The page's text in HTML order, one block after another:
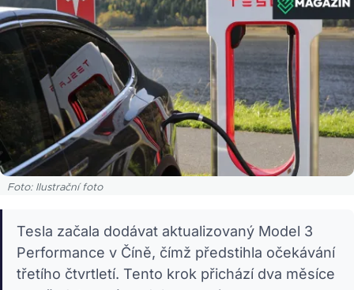
Foto: Ilustrační foto
Tesla začala dodávat aktualizovaný Model 3
Performance v Číně, čímž předstihla očekávání
třetího čtvrtletí. Tento krok přichází dva měsíce